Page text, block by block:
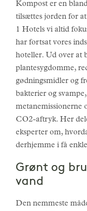
Kompost er en
tilsættes jorden for
1 Hotels vi altid
har fortsat vores
hoteller. Ud over at
plantesygdomme,
gødningsmidler og
bakterier og
metanemissionerne
CO2-aftryk. Her
eksperter om,
derhjemme i få
Grønt og
vand
Den nemmeste